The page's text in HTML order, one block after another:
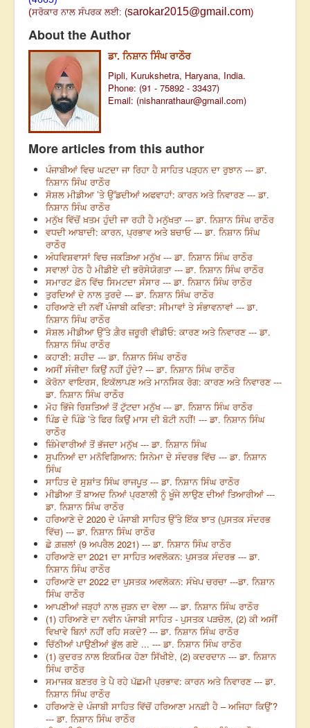
(ਸਰੋਕਾਰ ਨਾਲ ਸੰਪਰਕ ਲਈ: (sarokar2015@gmail.com)
About the Author
ਡਾ. ਨਿਸ਼ਾਨ ਸਿੰਘ ਰਾਠੌਰ
Pipli, Kurukshetra, Haryana, India.
Phone: (91 - 75892 - 33437)
Email: (nishanrathaur@gmail.com)
More articles from this author
ਪੰਜਾਬੀਆਂ ਵਿਚ ਘਟਦਾ ਜਾ ਰਿਹਾ ਹੈ ਸਾਹਿਤ ਪੜ੍ਹਨ ਦਾ ਰੁਝਾਨ --- ਡਾ.
ਨਿਸ਼ਾਨ ਸਿੰਘ ਰਾਠੌਰ
ਸੋਸ਼ਲ ਮੀਡੀਆ ’ਤੇ ਉੱਡਦੀਆਂ ਅਫਵਾਹਾਂ: ਕਾਰਨ ਅਤੇ ਨਿਵਾਰਣ --- ਡਾ.
ਨਿਸ਼ਾਨ ਸਿੰਘ ਰਾਠੌਰ
ਮਨੁੱਖ ਵਿੱਚੋਂ ਖ਼ਤਮ ਹੁੰਦੀ ਜਾ ਰਹੀ ਹੈ ਮਨੁੱਖਤਾ --- ਡਾ. ਨਿਸ਼ਾਨ ਸਿੰਘ ਰਾਠੌਰ
ਵਧਦੀ ਆਬਾਦੀ: ਕਾਰਨ, ਪ੍ਰਭਾਵ ਅਤੇ ਬਚਾਓ --- ਡਾ. ਨਿਸ਼ਾਨ ਸਿੰਘ
ਰਾਠੌਰ
ਅੰਧਵਿਸ਼ਵਾਸਾਂ ਵਿਚ ਜਕੜਿਆ ਮਨੁੱਖ --- ਡਾ. ਨਿਸ਼ਾਨ ਸਿੰਘ ਰਾਠੌਰ
ਸਵਾਲਾਂ ਹੇਠ ਹੈ ਮੀਡੀਏ ਦੀ ਭਰੋਸੇਯੋਗਤਾ --- ਡਾ. ਨਿਸ਼ਾਨ ਸਿੰਘ ਰਾਠੌਰ
ਸਮਾਰਟ ਫ਼ੋਨ ਵਿੱਚ ਸਿਮਟਦਾ ਸੰਸਾਰ --- ਡਾ. ਨਿਸ਼ਾਨ ਸਿੰਘ ਰਾਠੌਰ
ਤੁਰਦਿਆਂ ਦੇ ਨਾਲ ਤੁਰਦੇ --- ਡਾ. ਨਿਸ਼ਾਨ ਸਿੰਘ ਰਾਠੌਰ
ਹਰਿਆਣੇ ਦੀ ਨਵੀਂ ਪੰਜਾਬੀ ਕਵਿਤਾ: ਸੀਮਾਵਾਂ ਤੇ ਸੰਭਾਵਨਾਵਾਂ --- ਡਾ.
ਨਿਸ਼ਾਨ ਸਿੰਘ ਰਾਠੌਰ
ਸੋਸ਼ਲ ਮੀਡੀਆ ਉੱਤੇ ਗ਼ੈਰ ਜ਼ਰੂਰੀ ਵੀਡੀਓ: ਕਾਰਣ ਅਤੇ ਨਿਵਾਰਣ --- ਡਾ.
ਨਿਸ਼ਾਨ ਸਿੰਘ ਰਾਠੌਰ
ਕਹਾਣੀ: ਸ਼ਹੀਦ --- ਡਾ. ਨਿਸ਼ਾਨ ਸਿੰਘ ਰਾਠੌਰ
ਅਸੀਂ ਸੰਜੀਦਾ ਕਿਉਂ ਨਹੀਂ ਹੁੰਦੇ? --- ਡਾ. ਨਿਸ਼ਾਨ ਸਿੰਘ ਰਾਠੌਰ
ਕੋਰੋਨਾ ਵਾਇਰਸ, ਇਕੱਲਾਪਣ ਅਤੇ ਮਾਨਸਿਕ ਰੋਗ: ਕਾਰਣ ਅਤੇ ਨਿਵਾਰਣ ---
ਡਾ. ਨਿਸ਼ਾਨ ਸਿੰਘ ਰਾਠੌਰ
ਮੋਹ ਭਿੱਜੇ ਰਿਸ਼ਤਿਆਂ ਤੋਂ ਟੁੱਟਦਾ ਮਨੁੱਖ --- ਡਾ. ਨਿਸ਼ਾਨ ਸਿੰਘ ਰਾਠੌਰ
ਪਿੰਡ ਦੇ ਪਿੰਡੇ ’ਤੇ ਫਿਰ ਕਿਉਂ ਮਾਸ ਦੀ ਬੋਟੀ ਨਹੀਂ! --- ਡਾ. ਨਿਸ਼ਾਨ ਸਿੰਘ
ਰਾਠੌਰ
ਜ਼ਿੰਮੇਵਾਰੀਆਂ ਤੋਂ ਭੱਜਦਾ ਮਨੁੱਖ --- ਡਾ. ਨਿਸ਼ਾਨ ਸਿੰਘ
ਸੁਪਨਿਆਂ ਦਾ ਮਨੋਵਿਗਿਆਨ: ਸਿਨੇਮਾ ਦੇ ਸੰਦਰਭ ਵਿੱਚ --- ਡਾ. ਨਿਸ਼ਾਨ
ਸਿੰਘ
ਸਾਹਿਤ ਦੇ ਸੁਸ਼ਾਂਤ ਸਿੰਘ ਰਾਜਪੂਤ --- ਡਾ. ਨਿਸ਼ਾਨ ਸਿੰਘ ਰਾਠੌਰ
ਮੀਡੀਆ ਤੋਂ ਬਾਅਦ ਨਿਆਂ ਪ੍ਰਣਾਲੀ ਨੂੰ ਖੂੰਜੇ ਲਾਉਣ ਦੀਆਂ ਤਿਆਰੀਆਂ ---
ਡਾ. ਨਿਸ਼ਾਨ ਸਿੰਘ ਰਾਠੌਰ
ਹਰਿਆਣੇ ਦੇ 2020 ਦੇ ਪੰਜਾਬੀ ਸਾਹਿਤ ਉੱਤੇ ਇੱਕ ਝਾਤ (ਪੁਸਤਕ ਸੰਦਰਭ
ਵਿੱਚ) --- ਡਾ. ਨਿਸ਼ਾਨ ਸਿੰਘ ਰਾਠੌਰ
ਛੇ ਗ਼ਜ਼ਲਾਂ (9 ਅਪਰੈਲ 2021) --- ਡਾ. ਨਿਸ਼ਾਨ ਸਿੰਘ ਰਾਠੌਰ
ਹਰਿਆਣੇ ਦਾ 2021 ਦਾ ਸਾਹਿਤ ਅਵਲੋਕਨ: ਪੁਸਤਕ ਸੰਦਰਭ --- ਡਾ.
ਨਿਸ਼ਾਨ ਸਿੰਘ ਰਾਠੌਰ
ਹਰਿਆਣੇ ਦਾ 2022 ਦਾ ਪੁਸਤਕ ਅਵਲੋਕਨ: ਸੰਖੇਪ ਚਰਚਾ ---ਡਾ. ਨਿਸ਼ਾਨ
ਸਿੰਘ ਰਾਠੌਰ
ਆਪਣੀਆਂ ਜੜ੍ਹਾਂ ਨਾਲ ਜੁੜਨ ਦਾ ਵੇਲਾ --- ਡਾ. ਨਿਸ਼ਾਨ ਸਿੰਘ ਰਾਠੌਰ
(1) ਹਰਿਆਣੇ ਦਾ ਨਵੀਨ ਪੰਜਾਬੀ ਸਾਹਿਤ - ਪੁਸਤਕ ਪੜਚੋਲ, (2) ਕੀ ਅਸੀਂ
ਵਿਖਾਵੇ ਬਿਨਾਂ ਨਹੀਂ ਰਹਿ ਸਕਦੇ? --- ਡਾ. ਨਿਸ਼ਾਨ ਸਿੰਘ ਰਾਠੌਰ
ਚਿੱਠੀਆਂ ਪਾਉਣੀਆਂ ਭੁੱਲ ਗਏ ... --- ਡਾ. ਨਿਸ਼ਾਨ ਸਿੰਘ ਰਾਠੌਰ
(1) ਕੁਦਰਤ ਨਾਲ ਇਕਮਿਕ ਹੋਣਾ ਸਿੱਖੀਏ, (2) ਕਦਰਦਾਨ --- ਡਾ. ਨਿਸ਼ਾਨ
ਸਿੰਘ ਰਾਠੌਰ
ਸਮਾਜਕ ਬਣਤਰ ਤੇ ਪੈ ਰਹੇ ਪੱਛਮੀ ਪ੍ਰਭਾਵ: ਕਾਰਨ ਅਤੇ ਨਿਵਾਰਣ --- ਡਾ.
ਨਿਸ਼ਾਨ ਸਿੰਘ ਰਾਠੌਰ
ਹਰਿਆਣੇ ਦੇ ਪੰਜਾਬੀ ਸਾਹਿਤ ਵਿੱਚੋਂ ਹਰਿਆਣਾ ਮਨਫ਼ੀ ਹੈ – ਅਜਿਹਾ ਕਿਉਂ’?
--- ਡਾ. ਨਿਸ਼ਾਨ ਸਿੰਘ ਰਾਠੌਰ